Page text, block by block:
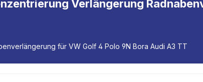
Verlängerung
für VW Golf 4 Polo 9N Bora Audi A3 TT